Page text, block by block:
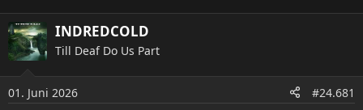
s
t
e
l
s
t
e
l
INDREDCOLD
Till Deaf Do Us Part
01. Juni 2026 #24.681